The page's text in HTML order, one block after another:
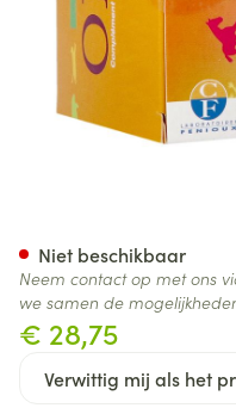
€ 28,75
Verwittig mij als het
Niet beschikbaar
Neem contact op met ons
we samen de